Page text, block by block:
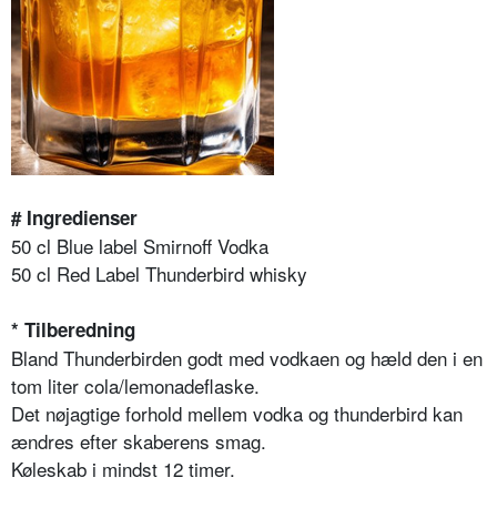
# Ingredienser
50 cl Blue label Smirnoff Vodka
50 cl Red Label Thunderbird whisky
* Tilberedning
Bland Thunderbirden godt med vodkaen og hæld den i en
tom liter cola/lemonadeflaske.
Det nøjagtige forhold mellem vodka og thunderbird kan
ændres efter skaberens smag.
Køleskab i mindst 12 timer.